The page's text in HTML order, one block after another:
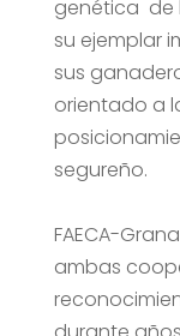
genética de
su ejemplar
sus
orientado a
segureño.
FAECA-
ambas